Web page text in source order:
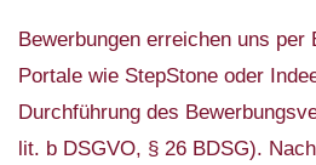
Bewerbungen erreichen uns per
Portale wie StepStone oder
Durchführung des
lit. b DSGVO, § 26 BDSG).